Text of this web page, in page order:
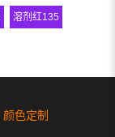
溶剂红135
色定制